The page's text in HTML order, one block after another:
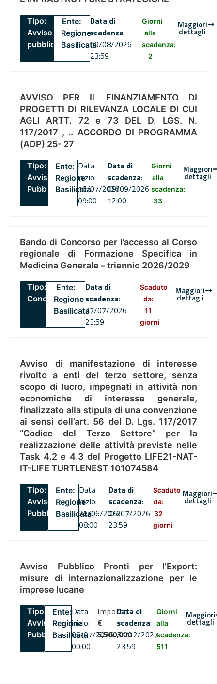
Tipo:
Avviso
pubblico
Ente:
Regione
Basilicata
Data di
scadenza:
09/08/2026
23:59
Giorni
alla
scadenza:
2
Maggiori
dettagli
AVVISO PER IL FINANZIAMENTO DI
PROGETTI DI RILEVANZA LOCALE DI CUI
AGLI ARTT. 72 e 73 DEL D. LGS. N.
117/2017 , .. ACCORDO DI PROGRAMMA
(ADP) 25- 27
Tipo:
Avviso
Pubblico
Ente:
Regione
Basilicata
Data
inizio:
16/07/2026
09:00
Data di
scadenza:
09/09/2026
12:00
Giorni
alla
scadenza:
33
Maggiori
dettagli
Bando di Concorso per l’accesso al Corso
regionale di Formazione Specifica in
Medicina Generale – triennio 2026/2029
Tipo:
Concorsi
Ente:
Regione
Basilicata
Data di
scadenza:
27/07/2026
23:59
Scaduto
da:
11
giorni
Maggiori
dettagli
Avviso di manifestazione di interesse
rivolto a enti del terzo settore, senza
scopo di lucro, impegnati in attività non
economiche di interesse generale,
finalizzato alla stipula di una convenzione
ai sensi dell’art. 56 del D. Lgs. 117/2017
“Codice del Terzo Settore” per la
realizzazione delle attività previste nelle
Task 4.2 e 4.3 del Progetto LIFE21-NAT-
IT-LIFE TURTLENEST 101074584
Tipo:
Avviso
Pubblico
Ente:
Regione
Basilicata
Data
inizio:
26/06/2026
08:00
Data di
scadenza:
06/07/2026
23:59
Scaduto
da:
32
giorni
Maggiori
dettagli
Avviso Pubblico Pronti per l’Export:
misure di internazionalizzazione per le
imprese lucane
Tipo:
Avviso
Pubblico
Ente:
Regione
Basilicata
Data
inizio:
06/07/2026
00:00
Importo
€
5,500,000
Data di
scadenza:
31/12/2027
23:59
Giorni
alla
scadenza:
511
Maggiori
dettagli